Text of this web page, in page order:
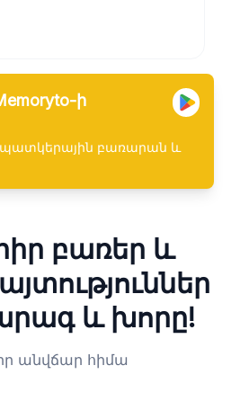
ի
պատկերային բառարան և
բառեր և
և խորը!
անվճար հիմա